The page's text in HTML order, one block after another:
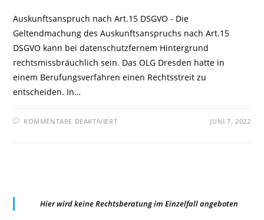
Auskunftsanspruch nach Art.15 DSGVO - Die
Geltendmachung des Auskunftsanspruchs nach Art.15
DSGVO kann bei datenschutzfernem Hintergrund
rechtsmissbräuchlich sein. Das OLG Dresden hatte in
einem Berufungsverfahren einen Rechtsstreit zu
entscheiden. In…
KOMMENTARE DEAKTIVIERTFÜR JUNI 7, 2022
Hier wird keine Rechtsberatung im Einzelfall angeboten